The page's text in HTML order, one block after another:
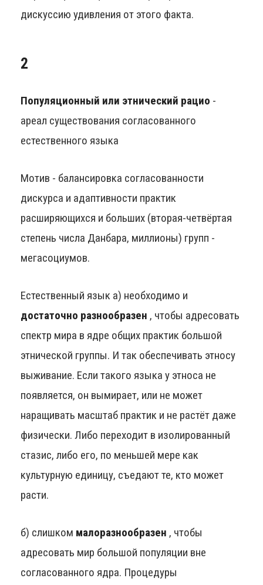
дискуссию удивления от этого факта.
2
Популяционный или этнический рацио -
ареал существования согласованного
естественного языка
Мотив - балансировка согласованности
дискурса и адаптивности практик
расширяющихся и больших (вторая-четвёртая
степень числа Данбара, миллионы) групп -
мегасоциумов.
Естественный язык а) необходимо и
достаточно разнообразен , чтобы адресовать
спектр мира в ядре общих практик большой
этнической группы. И так обеспечивать этносу
выживание. Если такого языка у этноса не
появляется, он вымирает, или не может
наращивать масштаб практик и не растёт даже
физически. Либо переходит в изолированный
стазис, либо его, по меньшей мере как
культурную единицу, съедают те, кто может
расти.
б) слишком малоразнообразен , чтобы
адресовать мир большой популяции вне
согласованного ядра. Процедуры